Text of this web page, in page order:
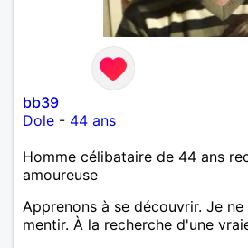
bb39
Dole - 44 ans
Homme célibataire de 44 ans
amoureuse
Apprenons à se découvrir. Je
mentir. À la recherche d'une